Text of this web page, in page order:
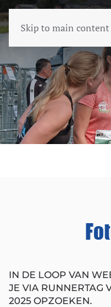
Skip to main content
IN DE LOOP VAN
JE VIA RUNNERTAG
2025 OPZOEKEN.